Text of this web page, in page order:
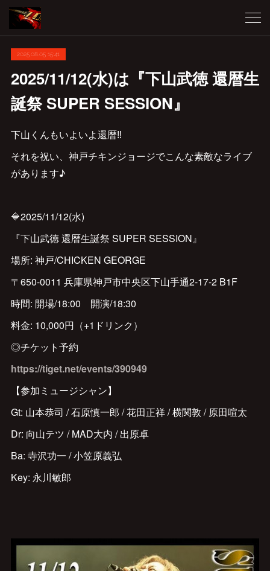
2025.08.05 15:41
2025/11/12(水)は『下山武徳 還暦生
誕祭 SUPER SESSION』
下山くんもいよいよ還暦‼️
それを祝い、神戸チキンジョージでこんな素敵なライブ
があります♪
🔷2025/11/12(水)
『下山武徳 還暦生誕祭 SUPER SESSION』
場所: 神戸/CHICKEN GEORGE
〒650-0011 兵庫県神戸市中央区下山手通2-17-2 B1F
時間: 開場/18:00 開演/18:30
料金: 10,000円（+1ドリンク）
◎チケット予約
https://tiget.net/events/390949
【参加ミュージシャン】
Gt: 山本恭司 / 石原慎一郎 / 花田正祥 / 横関敦 / 原田喧太
Dr: 向山テツ / MAD大内 / 出原卓
Ba: 寺沢功一 / 小笠原義弘
Key: 永川敏郎